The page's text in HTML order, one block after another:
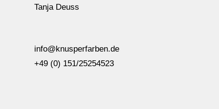
Tanja Deuss
info@knusperfarben.de
+49 (0) 151/25254523